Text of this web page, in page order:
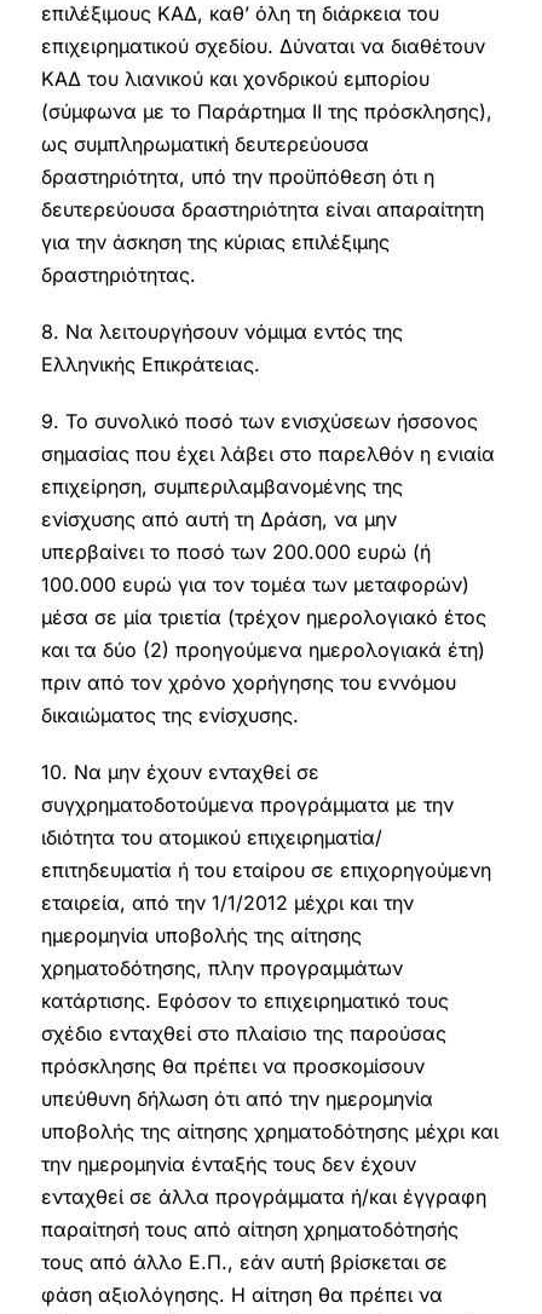
επιλέξιμους ΚΑΔ, καθ’ όλη τη διάρκεια του
επιχειρηματικού σχεδίου. Δύναται να διαθέτουν
ΚΑΔ του λιανικού και χονδρικού εμπορίου
(σύμφωνα με το Παράρτημα ΙΙ της πρόσκλησης),
ως συμπληρωματική δευτερεύουσα
δραστηριότητα, υπό την προϋπόθεση ότι η
δευτερεύουσα δραστηριότητα είναι απαραίτητη
για την άσκηση της κύριας επιλέξιμης
δραστηριότητας.
8. Να λειτουργήσουν νόμιμα εντός της
Ελληνικής Επικράτειας.
9. Το συνολικό ποσό των ενισχύσεων ήσσονος
σημασίας που έχει λάβει στο παρελθόν η ενιαία
επιχείρηση, συμπεριλαμβανομένης της
ενίσχυσης από αυτή τη Δράση, να μην
υπερβαίνει το ποσό των 200.000 ευρώ (ή
100.000 ευρώ για τον τομέα των μεταφορών)
μέσα σε μία τριετία (τρέχον ημερολογιακό έτος
και τα δύο (2) προηγούμενα ημερολογιακά έτη)
πριν από τον χρόνο χορήγησης του εννόμου
δικαιώματος της ενίσχυσης.
10. Να μην έχουν ενταχθεί σε
συγχρηματοδοτούμενα προγράμματα με την
ιδιότητα του ατομικού επιχειρηματία/
επιτηδευματία ή του εταίρου σε επιχορηγούμενη
εταιρεία, από την 1/1/2012 μέχρι και την
ημερομηνία υποβολής της αίτησης
χρηματοδότησης, πλην προγραμμάτων
κατάρτισης. Εφόσον το επιχειρηματικό τους
σχέδιο ενταχθεί στο πλαίσιο της παρούσας
πρόσκλησης θα πρέπει να προσκομίσουν
υπεύθυνη δήλωση ότι από την ημερομηνία
υποβολής της αίτησης χρηματοδότησης μέχρι και
την ημερομηνία ένταξής τους δεν έχουν
ενταχθεί σε άλλα προγράμματα ή/και έγγραφη
παραίτησή τους από αίτηση χρηματοδότησής
τους από άλλο Ε.Π., εάν αυτή βρίσκεται σε
φάση αξιολόγησης. Η αίτηση θα πρέπει να